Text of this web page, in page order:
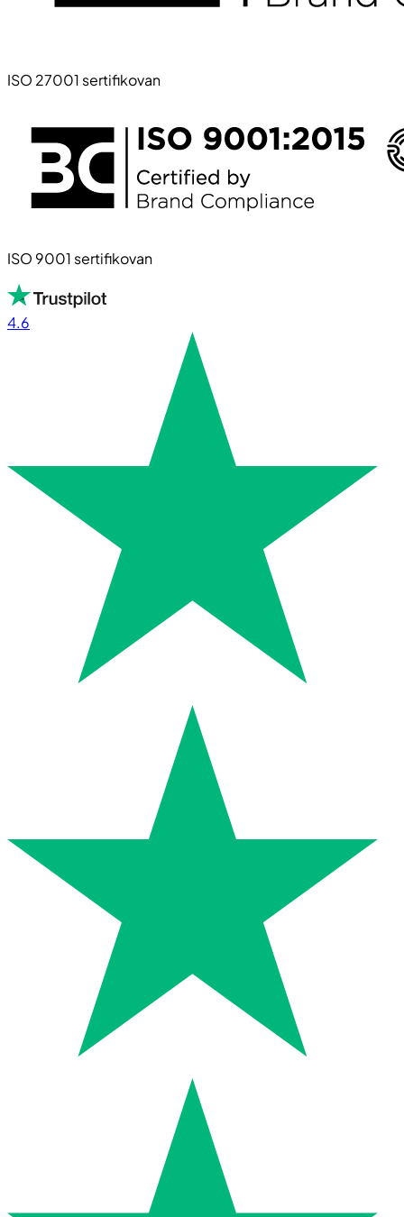
ISO 27001 sertifikovan
ISO 9001 sertifikovan
4.6